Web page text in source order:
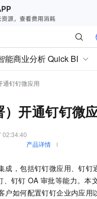
能商业分析 Quick BI
通钉钉微应用
）开通钉钉微
02:34:40
产品详情
成，包括钉钉微应用、钉钉
、钉钉 OA 审批等能力。本
户如何配置钉钉企业内应用